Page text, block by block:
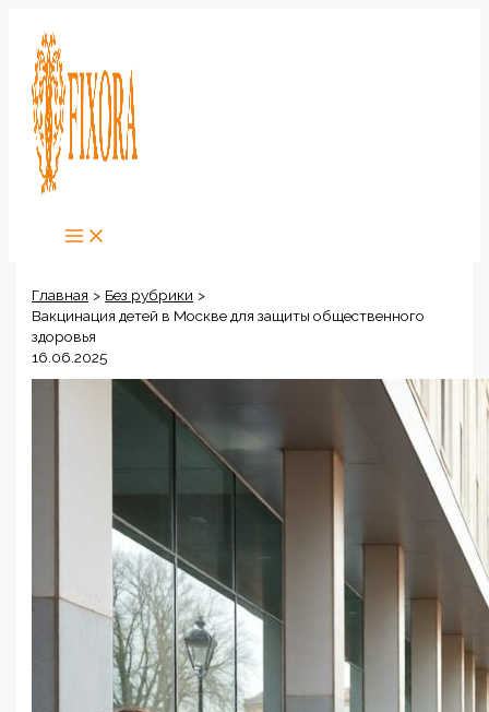
содержимому
Главная
Без рубрики
Вакцинация детей в Москве для защиты общественного
здоровья
16.06.2025